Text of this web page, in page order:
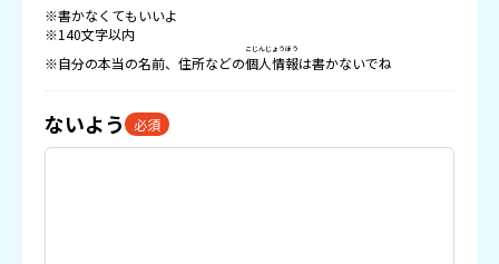
※書かなくてもいいよ
※140文字以内
※自分の本当の名前、住所などの個人情報
こじんじょうほう
は書かないでね
ないよう 必須